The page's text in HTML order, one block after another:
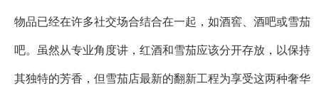
物品已经在许多社交场合结合在一起，如酒窖、酒吧或雪茄
吧。虽然从专业角度讲，红酒和雪茄应该分开存放，以保持
其独特的芳香，但雪茄店最新的翻新工程为享受这两种奢华